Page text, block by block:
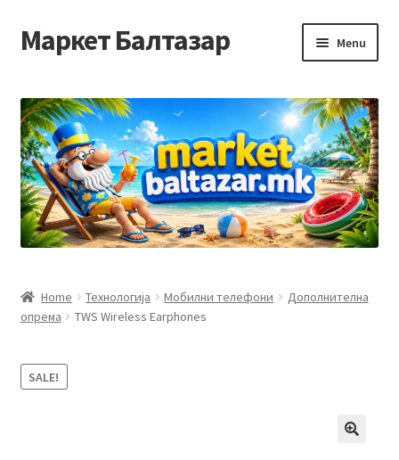
Skip
to
Skip
to
Маркет Балтазар Menu
Checkout
Homepage
Privacy Policy
Контакт
Корисничка подршка
Home Технологија Мобилни телефони
Дополнителна
опрема
TWS Wireless Earphones
SALE!